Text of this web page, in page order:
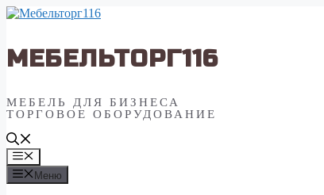
Перейти
МЕБЕЛЬТОРГ116
МЕБЕЛЬ ДЛЯ БИЗНЕСА
ТОРГОВОЕ ОБОРУДОВАНИЕ
Меню
Меню